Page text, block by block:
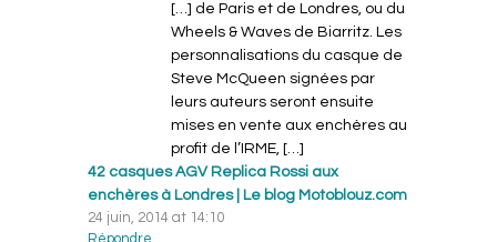
[…] de Paris et de Londres, ou du
Wheels & Waves de Biarritz. Les
personnalisations du casque de
Steve McQueen signées par
leurs auteurs seront ensuite
mises en vente aux enchères au
profit de l’IRME, […]
42 casques AGV Replica Rossi aux
enchères à Londres | Le blog Motoblouz.com
24 juin, 2014 at 14:10